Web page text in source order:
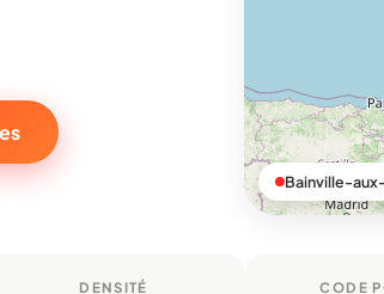
Bainville-
DENSITÉ CODE